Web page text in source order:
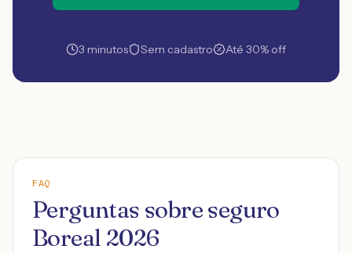
3 minutos Sem cadastro Até 30% off
FAQ
Perguntas sobre seguro
Boreal 2026